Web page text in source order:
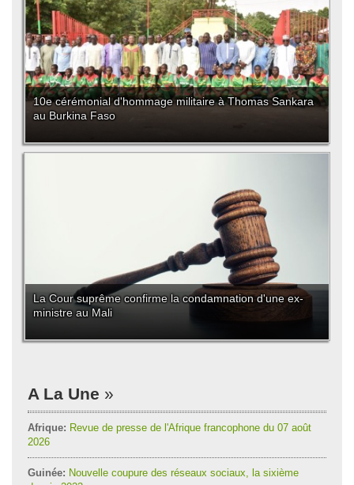
10e cérémonial d'hommage militaire à Thomas Sankara
au Burkina Faso
La Cour suprême confirme la condamnation d'une ex-
ministre au Mali
A La Une
Afrique: Revue de presse de l'Afrique francophone du 07 août
2026
Guinée: Nouvelle coupure des réseaux sociaux, la sixième